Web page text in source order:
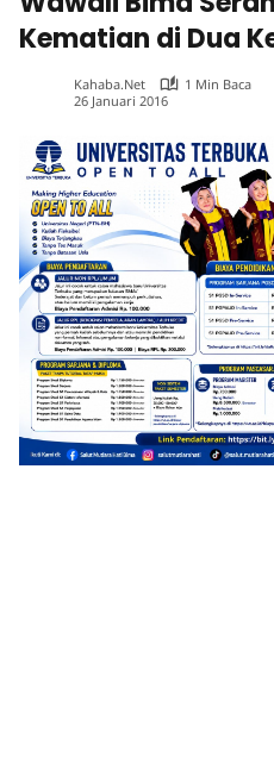
Kematian di Dua
Kahaba.net
1 Min Baca
26 Januari 2016